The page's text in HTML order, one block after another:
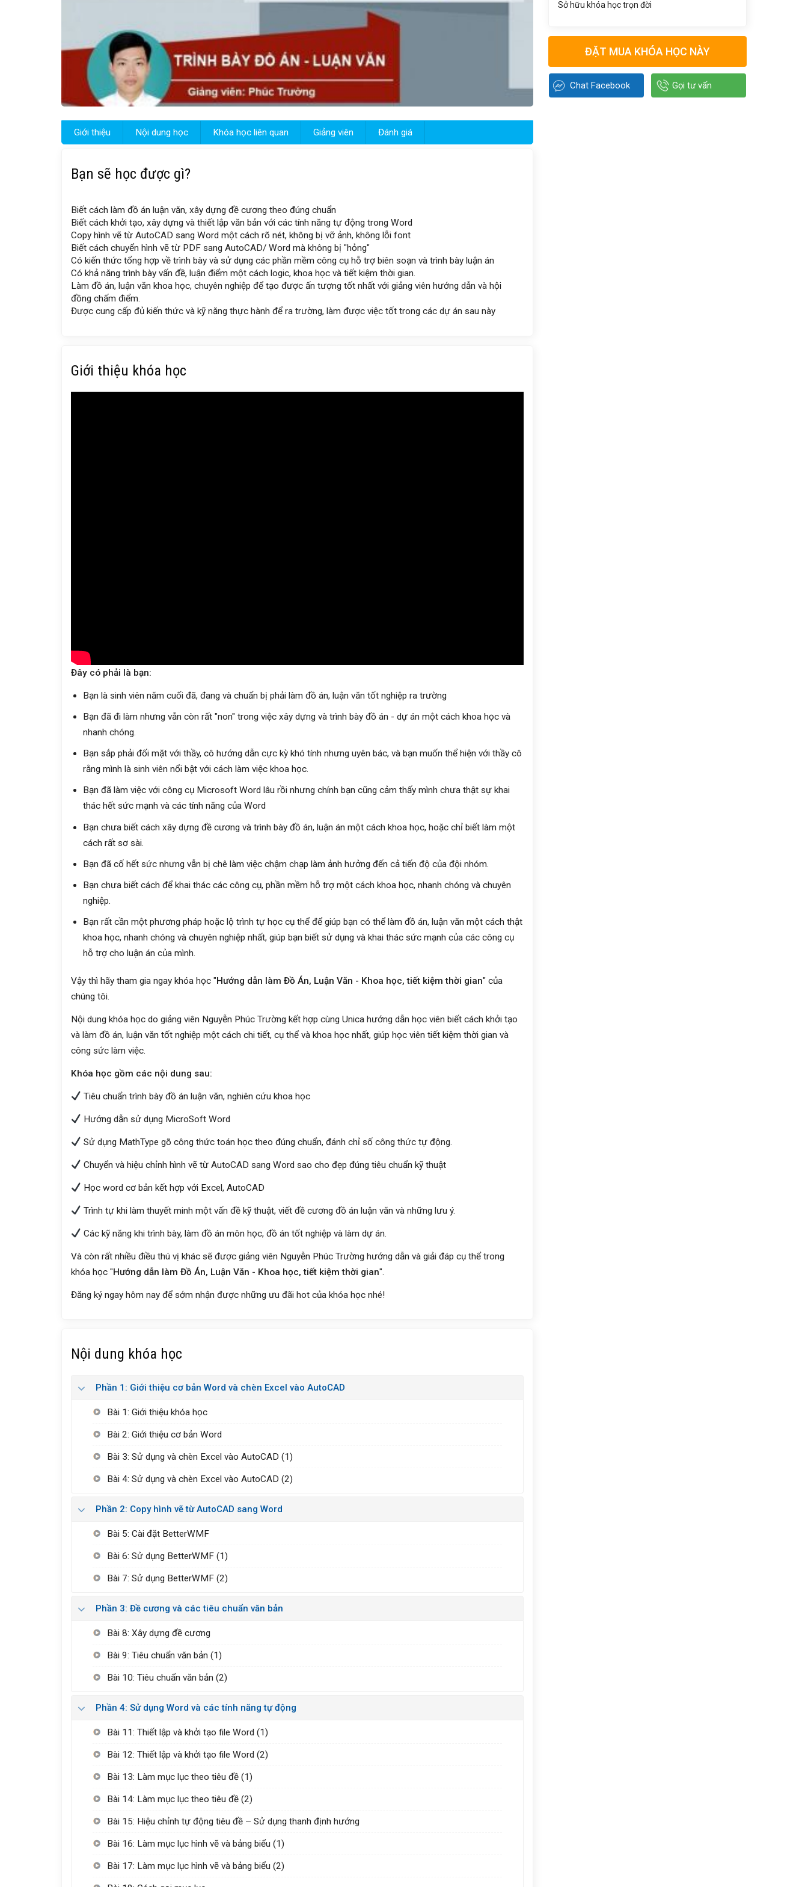
Giới thiệu Nội dung học Khóa học liên quan Giảng viên Đánh giá
Bạn sẽ học được gì?
Biết cách làm đồ án luận văn, xây dựng đề cương theo đúng chuẩn
Biết cách khởi tạo, xây dựng và thiết lập văn bản với các tính năng tự động trong Word
Copy hình vẽ từ AutoCAD sang Word một cách rõ nét, không bị vỡ ảnh, không lỗi font
Biết cách chuyển hình vẽ từ PDF sang AutoCAD/ Word mà không bị "hỏng"
Có kiến thức tổng hợp về trình bày và sử dụng các phần mềm công cụ hỗ trợ biên soạn và trình bày luận án
Có khả năng trình bày vấn đề, luận điểm một cách logic, khoa học và tiết kiệm thời gian.
Làm đồ án, luận văn khoa học, chuyên nghiệp để tạo được ấn tượng tốt nhất với giảng viên hướng dẫn và hội
đồng chấm điểm.
Được cung cấp đủ kiến thức và kỹ năng thực hành để ra trường, làm được việc tốt trong các dự án sau này
Giới thiệu khóa học
Đây có phải là bạn:
Bạn là sinh viên năm cuối đã, đang và chuẩn bị phải làm đồ án, luận văn tốt nghiệp ra trường
Bạn đã đi làm nhưng vẫn còn rất "non" trong việc xây dựng và trình bày đồ án - dự án một cách khoa học và
nhanh chóng.
Bạn sắp phải đối mặt với thầy, cô hướng dẫn cực kỳ khó tính nhưng uyên bác, và bạn muốn thể hiện với thầy cô
rằng mình là sinh viên nổi bật với cách làm việc khoa học.
Bạn đã làm việc với công cụ Microsoft Word lâu rồi nhưng chính bạn cũng cảm thấy mình chưa thật sự khai
thác hết sức mạnh và các tính năng của Word
Bạn chưa biết cách xây dựng đề cương và trình bày đồ án, luận án một cách khoa học, hoặc chỉ biết làm một
cách rất sơ sài.
Bạn đã cố hết sức nhưng vẫn bị chê làm việc chậm chạp làm ảnh hưởng đến cả tiến độ của đội nhóm.
Bạn chưa biết cách để khai thác các công cụ, phần mềm hỗ trợ một cách khoa học, nhanh chóng và chuyên
nghiệp.
Bạn rất cần một phương pháp hoặc lộ trình tự học cụ thể để giúp bạn có thể làm đồ án, luận văn một cách thật
khoa học, nhanh chóng và chuyên nghiệp nhất, giúp bạn biết sử dụng và khai thác sức mạnh của các công cụ
hỗ trợ cho luận án của mình.
Vậy thì hãy tham gia ngay khóa học "Hướng dẫn làm Đồ Án, Luận Văn - Khoa học, tiết kiệm thời gian" của
chúng tôi.
Nội dung khóa học do giảng viên Nguyễn Phúc Trường kết hợp cùng Unica hướng dẫn học viên biết cách khởi tạo
và làm đồ án, luận văn tốt nghiệp một cách chi tiết, cụ thể và khoa học nhất, giúp học viên tiết kiệm thời gian và
công sức làm việc.
Khóa học gồm các nội dung sau:
Tiêu chuẩn trình bày đồ án luận văn, nghiên cứu khoa học
Hướng dẫn sử dụng MicroSoft Word
Sử dụng MathType gõ công thức toán học theo đúng chuẩn, đánh chỉ số công thức tự động.
Chuyển và hiệu chỉnh hình vẽ từ AutoCAD sang Word sao cho đẹp đúng tiêu chuẩn kỹ thuật
Học word cơ bản kết hợp với Excel, AutoCAD
Trình tự khi làm thuyết minh một vấn đề kỹ thuật, viết đề cương đồ án luận văn và những lưu ý.
Các kỹ năng khi trình bày, làm đồ án môn học, đồ án tốt nghiệp và làm dự án.
Và còn rất nhiều điều thú vị khác sẽ được giảng viên Nguyễn Phúc Trường hướng dẫn và giải đáp cụ thể trong
khóa học "Hướng dẫn làm Đồ Án, Luận Văn - Khoa học, tiết kiệm thời gian".
Đăng ký ngay hôm nay để sớm nhận được những ưu đãi hot của khóa học nhé!
Nội dung khóa học
Phần 1: Giới thiệu cơ bản Word và chèn Excel vào AutoCAD
Bài 1: Giới thiệu khóa học
Bài 2: Giới thiệu cơ bản Word
Bài 3: Sử dụng và chèn Excel vào AutoCAD (1)
Bài 4: Sử dụng và chèn Excel vào AutoCAD (2)
Phần 2: Copy hình vẽ từ AutoCAD sang Word
Bài 5: Cài đặt BetterWMF
Bài 6: Sử dụng BetterWMF (1)
Bài 7: Sử dụng BetterWMF (2)
Phần 3: Đề cương và các tiêu chuẩn văn bản
Bài 8: Xây dựng đề cương
Bài 9: Tiêu chuẩn văn bản (1)
Bài 10: Tiêu chuẩn văn bản (2)
Phần 4: Sử dụng Word và các tính năng tự động
Bài 11: Thiết lập và khởi tạo file Word (1)
Bài 12: Thiết lập và khởi tạo file Word (2)
Bài 13: Làm mục lục theo tiêu đề (1)
Bài 14: Làm mục lục theo tiêu đề (2)
Bài 15: Hiệu chỉnh tự động tiêu đề – Sử dụng thanh định hướng
Bài 16: Làm mục lục hình vẽ và bảng biểu (1)
Bài 17: Làm mục lục hình vẽ và bảng biểu (2)
Sở hữu khóa học trọn đời
ĐẶT MUA KHÓA HỌC NÀY
Chat Facebook Gọi tư vấn